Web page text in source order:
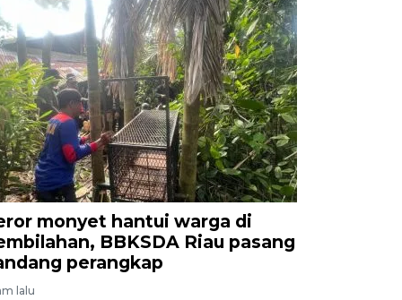
monyet hantui warga di
BBKSDA Riau pasang
perangkap
lalu